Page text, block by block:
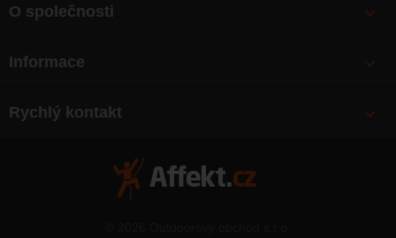
O společnosti
O nás
Mapa webu
Rychlý kontakt
Informace
Výměna, vrácení zboží
Zásady ochrany osobních údajů